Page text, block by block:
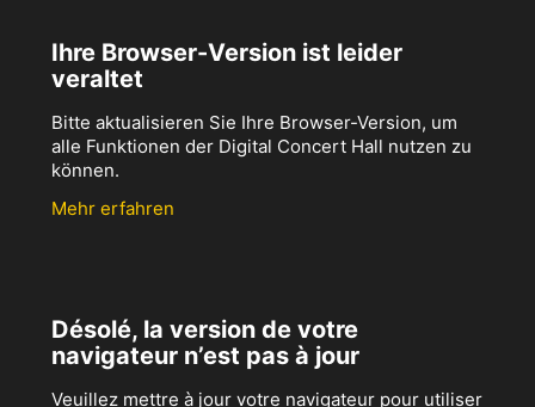
Ihre Browser-Version ist leider
veraltet
Bitte aktualisieren Sie Ihre Browser-Version, um
alle Funktionen der Digital Concert Hall nutzen zu
können.
Mehr erfahren
Désolé, la version de votre
navigateur n’est pas à jour
Veuillez mettre à jour votre navigateur pour utiliser